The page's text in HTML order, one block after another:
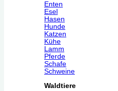
Enten
Esel
Hasen
Hunde
Katzen
Kühe
Lamm
Pferde
Schafe
Schweine
Waldtiere